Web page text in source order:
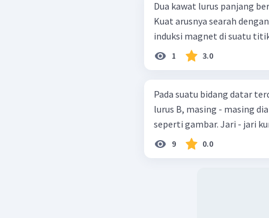
Dua kawat lurus panjang
Kuat arusnya searah
induksi magnet di suatu
1 3.0
Pada suatu bidang datar
lurus B, masing - masing
seperti gambar. Jari - jari
9 0.0